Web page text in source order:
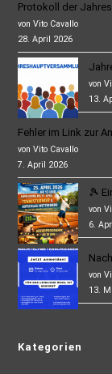
Protokoll der
von Vito Cavallo
28. April 2026
von
13.
Fehler im Link zur
von Vito Cavallo
7. April 2026
🎾
von
6.
von
13.
Kategorien